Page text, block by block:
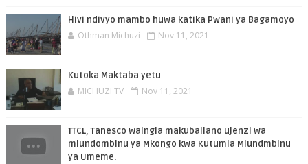
Hivi ndivyo mambo huwa katika Pwani ya Bagamoyo
Othman Michuzi Nov 11, 2021
Kutoka Maktaba yetu
MICHUZI TV Nov 11, 2021
TTCL, Tanesco Waingia makubaliano ujenzi wa
miundombinu ya Mkongo kwa Kutumia Miundmbinu
ya Umeme.